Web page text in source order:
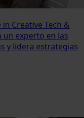
Creative Tech &
un experto en las
y lidera estrategias